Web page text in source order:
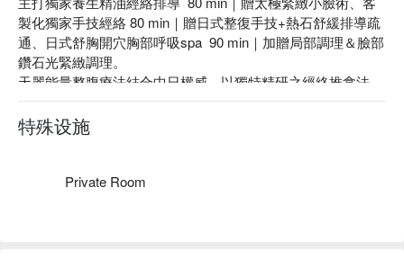
製化獨家手技經絡 80 min｜贈日式整復手技+熱石舒緩排導疏
通、日式舒胸開穴胸部呼吸spa  90 min｜加贈局部調理＆臉部
鑽石光緊緻調理。
天麗能量整腹療法結合中日權威。以獨特精研之經絡推拿法，
藉由專業百種五行藥精油導引滲透，活絡喚醒鈍墮之臟脾腸道
經絡，重塑健康輕盈之優美體態，達到氣血便隻流暢與淨化，
帶給你腸保年輕的養生新概念。
能量整腹技術，喚醒並活絡身體等各項機能，帶來永保青春的
特殊设施
Private Room